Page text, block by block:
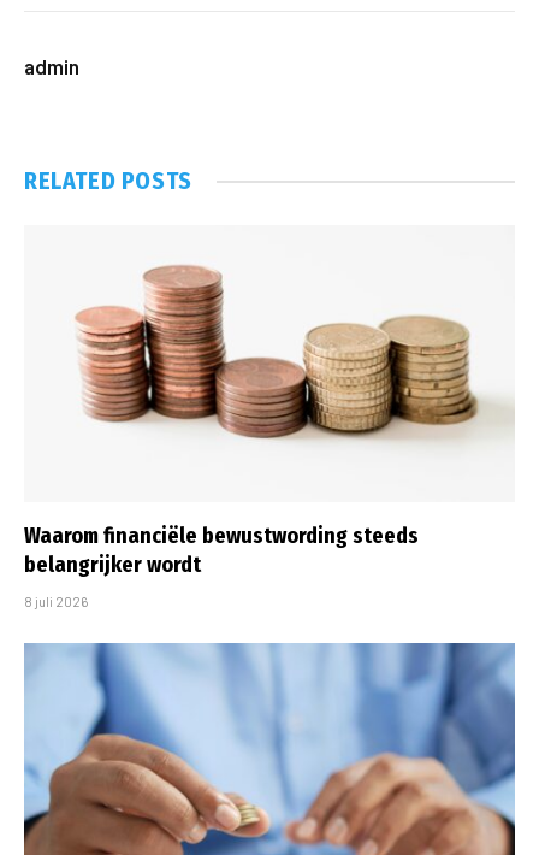
admin
RELATED POSTS
Waarom financiële bewustwording steeds
belangrijker wordt
8 juli 2026